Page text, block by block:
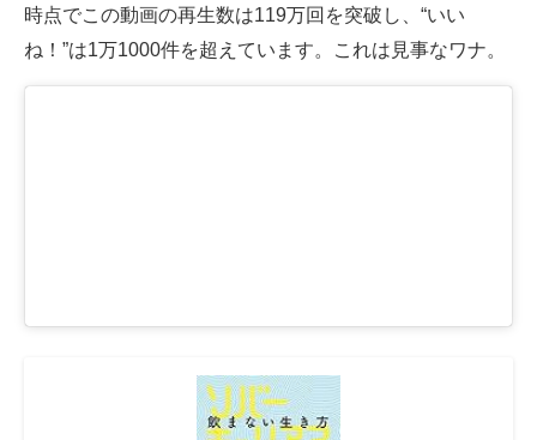
スマホと通信の最新トレンド
マーケ×ITの今がよく分かる
時点でこの動画の再生数は119万回を突破し、“いい
ね！”は1万1000件を超えています。これは見事なワナ。